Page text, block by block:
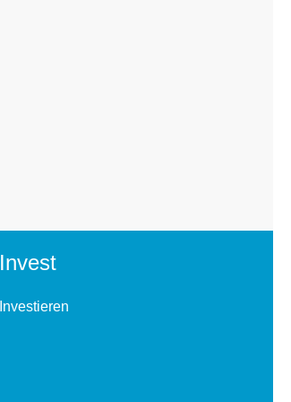
Invest
Investieren